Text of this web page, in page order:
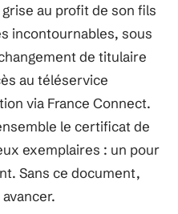
au profit de son fils
incontournables, sous
de titulaire
au téléservice
via France Connect.
le certificat de
exemplaires : un pour
Sans ce document,